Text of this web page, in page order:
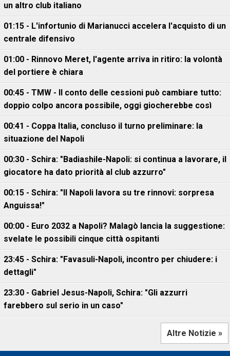
un altro club italiano
01:15 - L'infortunio di Marianucci accelera l'acquisto di un
centrale difensivo
01:00 - Rinnovo Meret, l'agente arriva in ritiro: la volontà
del portiere è chiara
00:45 - TMW - Il conto delle cessioni può cambiare tutto:
doppio colpo ancora possibile, oggi giocherebbe così
00:41 - Coppa Italia, concluso il turno preliminare: la
situazione del Napoli
00:30 - Schira: "Badiashile-Napoli: si continua a lavorare, il
giocatore ha dato priorità al club azzurro"
00:15 - Schira: "Il Napoli lavora su tre rinnovi: sorpresa
Anguissa!"
00:00 - Euro 2032 a Napoli? Malagò lancia la suggestione:
svelate le possibili cinque città ospitanti
23:45 - Schira: "Favasuli-Napoli, incontro per chiudere: i
dettagli"
23:30 - Gabriel Jesus-Napoli, Schira: "Gli azzurri
farebbero sul serio in un caso"
Altre Notizie »